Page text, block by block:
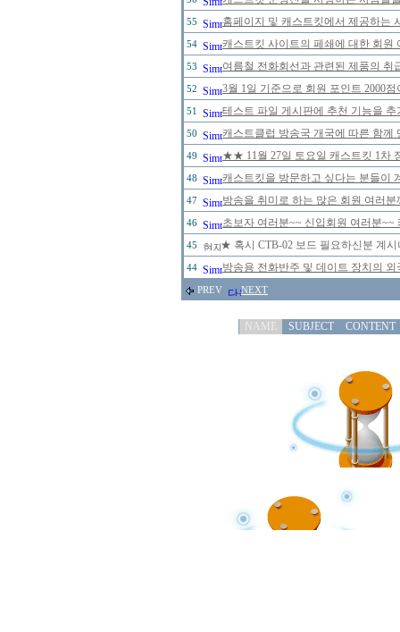
55 홈페이지 및 캐스트킷에서 제공하는
54 캐스트킷 사이트의 페쇄에 대한 회
53 여름철 전화회선과 관련된 제품의
52 3월 1일 기준으로 회원 포인트 2000
51 테스트 파일 게시판에 추천 기능을
50 캐스트클럽 방송국 개국에 따른 함
49 ★★ 11월 27일 토요일 캐스트킷 1
48 캐스트킷을 방문하고 싶다는 분들이
47 방송을 취미로 하는 많은 회원 여러
46 초보자 여러분~~ 신입회원 여러분
45 ★ 혹시 CTB-02 보드 필요하신분 계
44 방송용 전화반주 및 데이트 장치의
PREV NEXT